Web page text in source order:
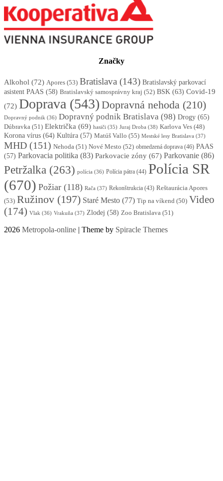
Značky
Alkohol (72) Apores (53) Bratislava (143) Bratislavský parkovací
asistent PAAS (58) Bratislavský samosprávny kraj (52) BSK (63) Covid-19
(72) Doprava (543) Dopravná nehoda (210)
Dopravný podnik (36) Dopravný podnik Bratislava (98) Drogy (65)
Dúbravka (51) Električka (69) hasiči (35) Juraj Droba (38) Karlova Ves (48)
Korona vírus (64) Kultúra (57) Matúš Vallo (55) Mestské lesy Bratislava (37)
MHD (151) Nehoda (51) Nové Mesto (52) obmedzená doprava (46) PAAS
(57) Parkovacia politika (83) Parkovacie zóny (67) Parkovanie (86)
Petržalka (263) polícia (36) Polícia pátra (44) Polícia SR
(670) Požiar (118) Rača (37) Rekonštrukcia (43) Reštaurácia Apores
(53) Ružinov (197) Staré Mesto (77) Tip na víkend (50) Video
(174) Vlak (36) Vrakuňa (37) Zlodej (58) Zoo Bratislava (51)
2026 Metropola-online | Theme by Spiracle Themes